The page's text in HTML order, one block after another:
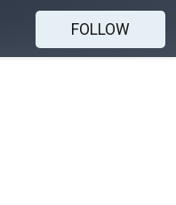
FOLLOW